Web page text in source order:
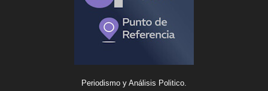
Periodismo y Análisis Politico.